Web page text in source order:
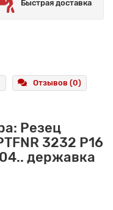
Быстрая доставка
Отзывов (0)
Резец
3232 P16
державка